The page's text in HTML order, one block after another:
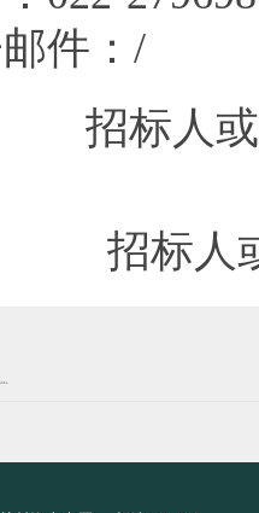
件： /
招标人
招标人